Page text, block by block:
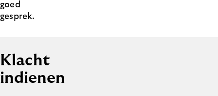
goed
gesprek.
Klacht
indienen